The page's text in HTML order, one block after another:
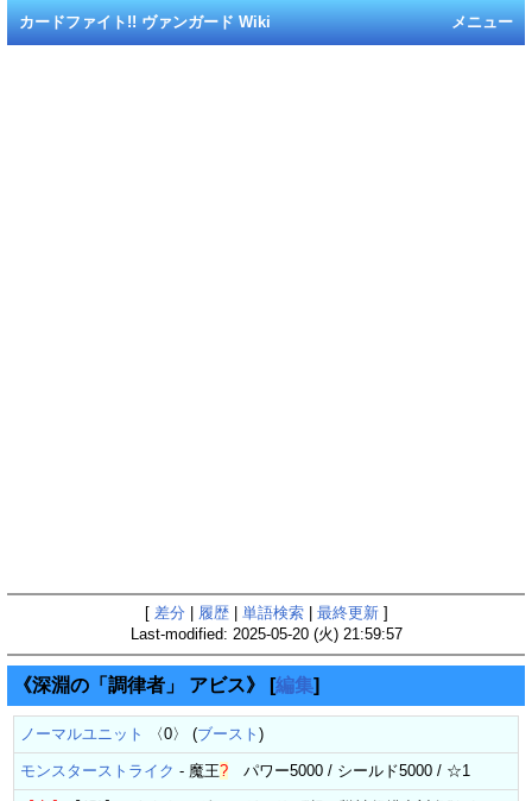
メニュー
カードファイト!! ヴァンガード Wiki
[ 差分 履歴| 単語検索| 最終更新]
Last-modified: 2025-05-20 (火) 21:59:57
《深淵の「調律者」 アビス》 [編集]
ノーマルユニット 〈0〉 (ブースト )
モンスターストライク - 魔王? パワー5000 / シールド5000 / ☆1